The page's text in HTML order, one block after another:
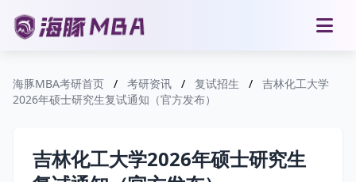
海豚MBA考研首页 / 考研资讯 / 复试招生 /
吉林化工大学
2026年硕士研究生复试通知（官方发布）
吉林化工大学2026年硕士研究生